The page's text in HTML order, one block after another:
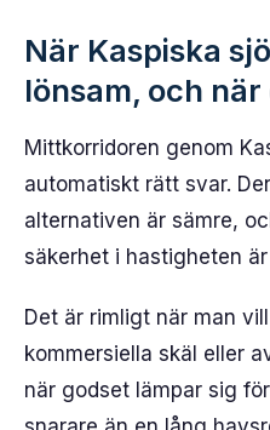
När Kaspiska
lönsam, och
Mittkorridoren genom
automatiskt rätt svar.
alternativen är sämre,
säkerhet i hastigheten
Det är rimligt när man
kommersiella skäl eller
när godset lämpar sig